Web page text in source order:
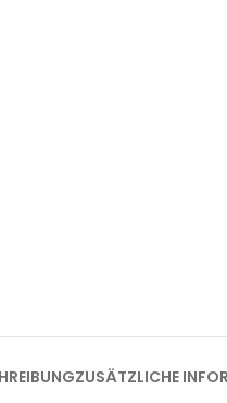
ZUSÄTZLICHE